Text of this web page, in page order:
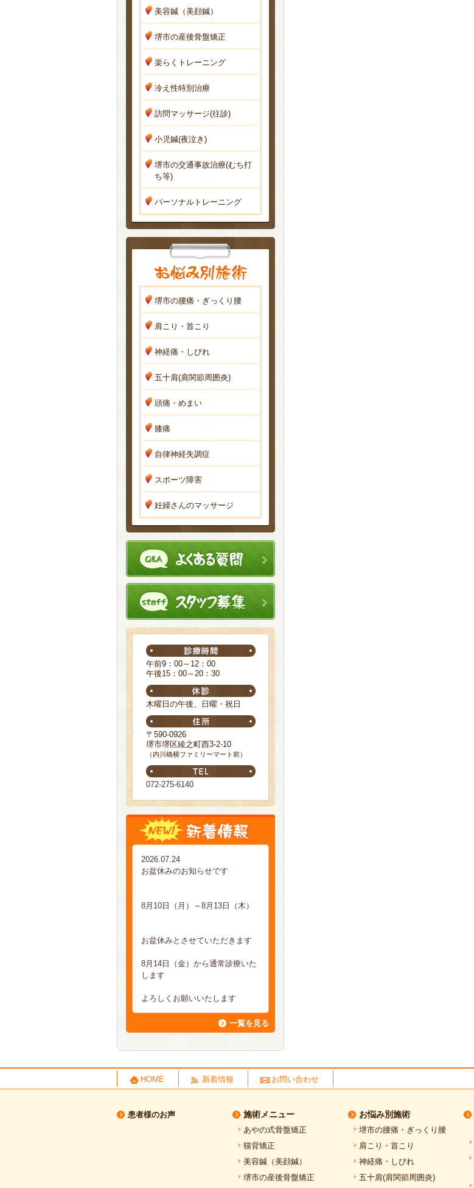
美容鍼（美顔鍼）
堺市の産後骨盤矯正
楽らくトレーニング
冷え性特別治療
訪問マッサージ(往診)
小児鍼(夜泣き)
堺市の交通事故治療(むち打
ち等)
パーソナルトレーニング
堺市の腰痛・ぎっくり腰
肩こり・首こり
神経痛・しびれ
五十肩(肩関節周囲炎)
頭痛・めまい
膝痛
自律神経失調症
スポーツ障害
妊婦さんのマッサージ
午前9：00～12：00
午後15：00～20：30
木曜日の午後、日曜・祝日
〒590-0926
堺市堺区綾之町西3-2-10
（内川橋横ファミリーマート前）
072-275-6140
2026.07.24
お盆休みのお知らせです
8月10日（月）～8月13日（木）
お盆休みとさせていただきます
8月14日（金）から通常診療いた
します
よろしくお願いいたします
一覧を見る
HOME 新着情報 お問い合わせ
患者様のお声 施術メニュー
あやの式骨盤矯正
猫背矯正
美容鍼（美顔鍼）
堺市の産後骨盤矯正
お悩み別施術
堺市の腰痛・ぎっくり腰
肩こり・首こり
神経痛・しびれ
五十肩(肩関節周囲炎)